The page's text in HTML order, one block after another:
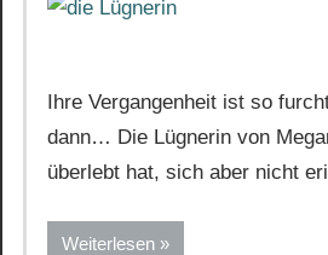
Ihre Vergangenheit ist so
dann… Die Lügnerin von
überlebt hat, sich aber nicht
Weiterlesen